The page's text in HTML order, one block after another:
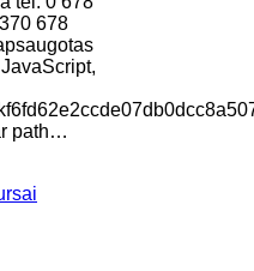
678
path…